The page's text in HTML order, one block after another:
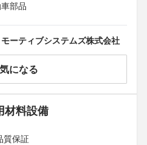
部品
ーティブシステムズ株式会社
気になる
材料設備
質保証